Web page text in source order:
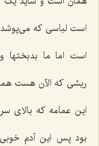
است لباسى که
است اما ما بدبختها
ریشى که الآن هست
این عمامه که بالاى
بود پس این آدم